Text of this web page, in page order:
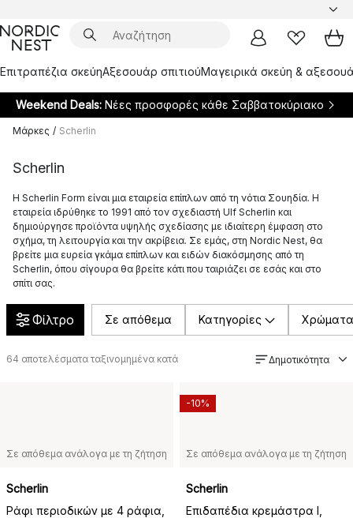
Επιτραπέζια σκεύηΑξεσουάρ σπιτιούΜαγειρικά σκεύη &
Weekend Deals: Νέες προσφορές κάθε Σαββατοκύριακο
Μάρκες / Scherlin
Scherlin
Η Scherlin Form είναι μια εταιρεία επίπλων από τη νότια Σουηδία. Η
εταιρεία ιδρύθηκε το 1991 από τον σχεδιαστή Ulf Scherlin και
δημιούργησε προϊόντα υψηλής σχεδίασης με ιδιαίτερη έμφαση στο
σχήμα, τη λειτουργία και την ακρίβεια. Σε εμάς, στη Nordic Nest, θα
βρείτε μια ευρεία γκάμα επίπλων και ειδών διακόσμησης από τη
Scherlin, όπου σίγουρα θα βρείτε κάτι που ταιριάζει σε εσάς και στο
σπίτι σας.
Φίλτρο Σε απόθεμα Κατηγορίες Χρώματα
64 αποτελέσματα ταξινομημένα κατά Δημοτικότητα
Σε απόθεμα ανάλογα με τη ζήτηση
Scherlin
Ράφι περιοδικών με 4 ράφια,
Σε απόθεμα ανάλογα με τη ζήτηση
Scherlin
Επιδαπέδια κρεμάστρα I,
-10%